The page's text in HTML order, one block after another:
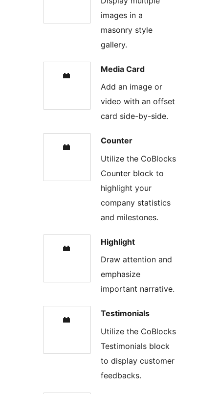
images in a
masonry style
gallery.
Media Card
Add an image or
video with an offset
card side-by-side.
Counter
Utilize the CoBlocks
Counter block to
highlight your
company statistics
and milestones.
Highlight
Draw attention and
emphasize
important narrative.
Testimonials
Utilize the CoBlocks
Testimonials block
to display customer
feedbacks.